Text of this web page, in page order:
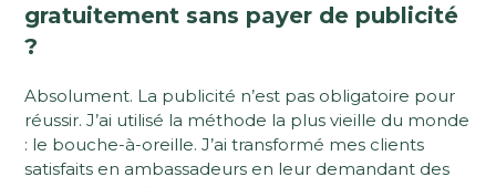
gratuitement sans payer de publicité
?
Absolument. La publicité n’est pas obligatoire pour
réussir. J’ai utilisé la méthode la plus vieille du monde
: le bouche-à-oreille. J’ai transformé mes clients
satisfaits en ambassadeurs en leur demandant des